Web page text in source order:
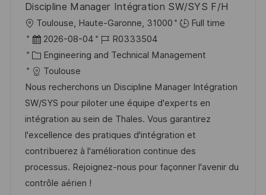
ö
f
f
e
n
t
l
i
c
h
u
n
Discipline Manager Intégration SW/SYS F/H
O
r
t
Toulouse, Haute-Garonne, 31000
Full time
D
a
t
u
m
d
e
r
V
e
2026-08-04
J
o
-
I
D
R0333504
K
a
t
e
g
o
r
i
e
Engineering and Technical Management
Toulouse
Nous recherchons un Discipline Manager Intégration
SW/SYS pour piloter une équipe d'experts en
intégration au sein de Thales. Vous garantirez
l'excellence des pratiques d'intégration et
contribuerez à l'amélioration continue des
processus. Rejoignez-nous pour façonner l'avenir du
contrôle aérien !